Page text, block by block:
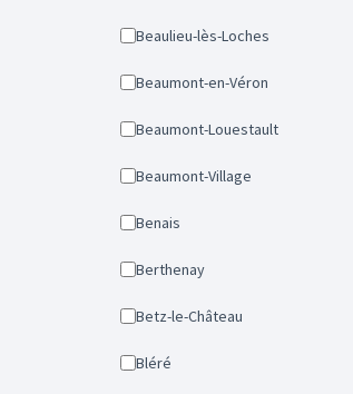
Beaulieu-lès-Loches
Beaumont-en-Véron
Beaumont-Louestault
Beaumont-Village
Benais
Berthenay
Betz-le-Château
Bléré